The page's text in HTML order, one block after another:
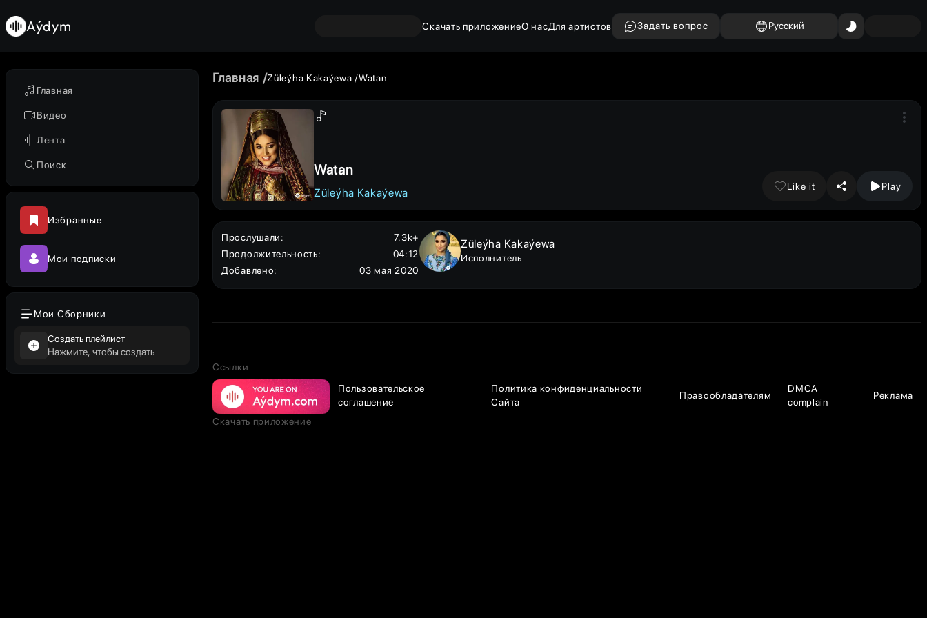
Главная
Видео
Лента
Поиск
Избранные
Мои подписки
Мои Сборники
Создать плейлист
Нажмите, чтобы создать
Aýdym Скачать приложениеО насДля артистов Задать вопрос Русский
Главная Züleýha Kakaýewa Watan
Watan
Züleýha Kakaýewa
Like it Play
Прослушали:
7.3k+
Продолжительность:
04:12
Добавлено: 03 мая 2020
Züleýha Kakaýewa
Исполнитель
Ссылки
Пользовательское
соглашение
Политика конфиденциальности
Сайта
Правообладателям
DMCA
complain
Реклама
Скачать приложение